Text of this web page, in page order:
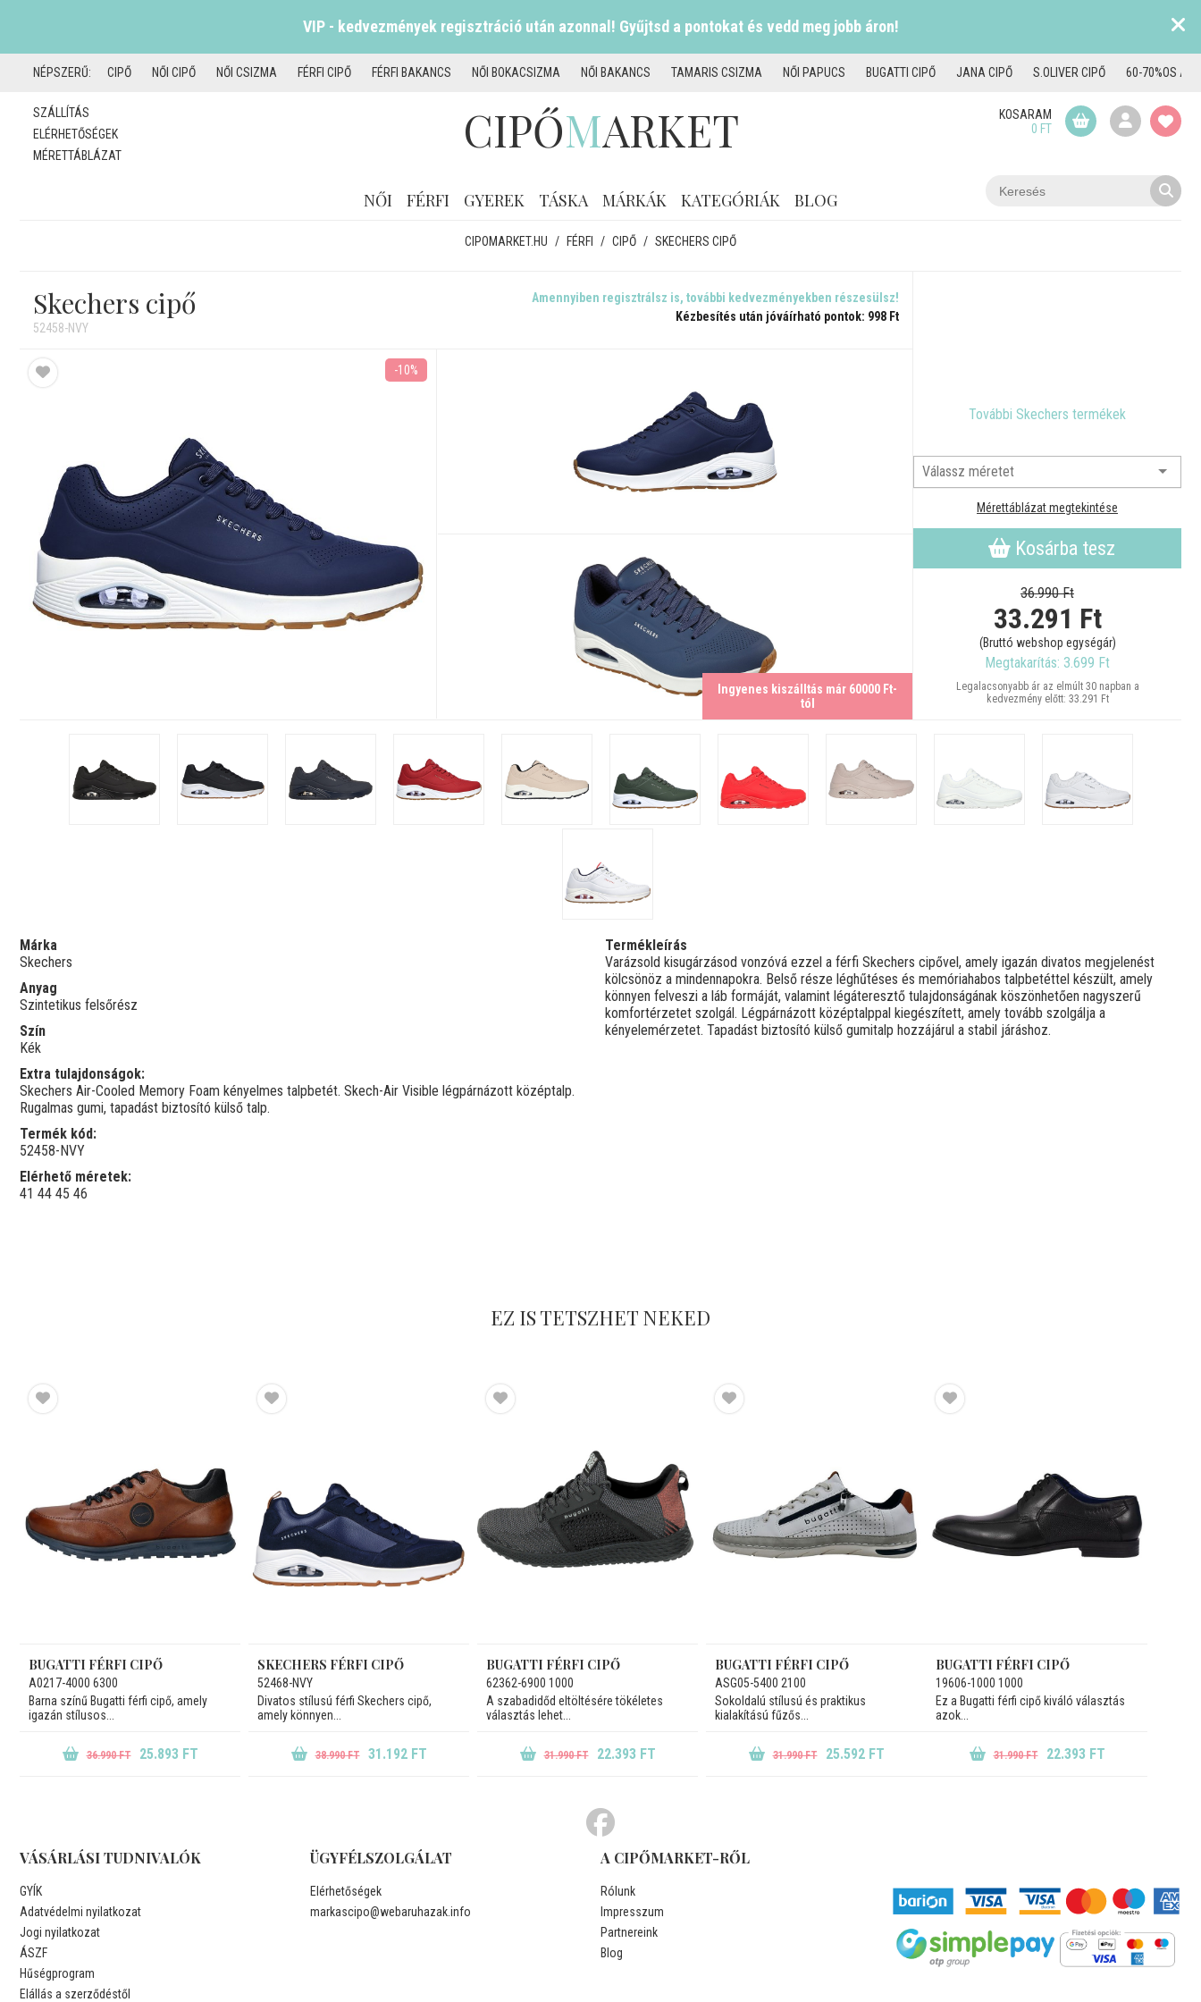
VIP - kedvezmények regisztráció után azonnal! Gyűjtsd a pontokat és vedd meg jobb áron!
NÉPSZERŰ: CIPŐ NŐI CIPŐ NŐI CSIZMA FÉRFI CIPŐ FÉRFI BAKANCS NŐI BOKACSIZMA NŐI BAKANCS TAMARIS CSIZMA NŐI PAPUCS BUGATTI CIPŐ JANA CIPŐ S.OLIVER CIPŐ 60-70%OS
SZÁLLÍTÁS
ELÉRHETŐSÉGEK
MÉRETTÁBLÁZAT
NŐI FÉRFI GYEREK TÁSKA MÁRKÁK KATEGÓRIÁK BLOG
KOSARAM
0 FT
CIPŐMARKET
CIPOMARKET.HU / FÉRFI / CIPŐ / SKECHERS CIPŐ
Skechers cipő
52458-NVY
Amennyiben regisztrálsz is, további kedvezményekben részesülsz!
Kézbesítés után jóváírható pontok: 998 Ft
-10%
Ingyenes kiszálltás már 60000 Ft-
tól
További Skechers termékek
Mérettáblázat megtekintése
Kosárba tesz
36.990 Ft
33.291 Ft
(Bruttó webshop egységár)
Megtakarítás: 3.699 Ft
Legalacsonyabb ár az elmúlt 30 napban a
kedvezmény előtt: 33.291 Ft
Márka
Skechers
Anyag
Szintetikus felsőrész
Szín
Kék
Extra tulajdonságok:
Skechers Air-Cooled Memory Foam kényelmes talpbetét. Skech-Air Visible légpárnázott középtalp.
Rugalmas gumi, tapadást biztosító külső talp.
Termék kód:
52458-NVY
Elérhető méretek:
41 44 45 46
Termékleírás
Varázsold kisugárzásod vonzóvá ezzel a férfi Skechers cipővel, amely igazán divatos megjelenést
kölcsönöz a mindennapokra. Belső része léghűtéses és memóriahabos talpbetéttel készült, amely
könnyen felveszi a láb formáját, valamint légáteresztő tulajdonságának köszönhetően nagyszerű
komfortérzetet szolgál. Légpárnázott középtalppal kiegészített, amely tovább szolgálja a
kényelemérzetet. Tapadást biztosító külső gumitalp hozzájárul a stabil járáshoz.
EZ IS TETSZHET NEKED
BUGATTI FÉRFI CIPŐ
A0217-4000 6300
Barna színű Bugatti férfi cipő, amely
igazán stílusos...
36.990 FT 25.893 FT
SKECHERS FÉRFI CIPŐ
52468-NVY
Divatos stílusú férfi Skechers cipő,
amely könnyen...
38.990 FT 31.192 FT
BUGATTI FÉRFI CIPŐ
62362-6900 1000
A szabadidőd eltöltésére tökéletes
választás lehet...
31.990 FT 22.393 FT
BUGATTI FÉRFI CIPŐ
ASG05-5400 2100
Sokoldalú stílusú és praktikus
kialakítású fűzős...
31.990 FT 25.592 FT
BUGATTI FÉRFI CIPŐ
19606-1000 1000
Ez a Bugatti férfi cipő kiváló választás
azok...
31.990 FT 22.393 FT
VÁSÁRLÁSI TUDNIVALÓK
GYÍK
Adatvédelmi nyilatkozat
Jogi nyilatkozat
ÁSZF
Hűségprogram
Elállás a szerződéstől
ÜGYFÉLSZOLGÁLAT
Elérhetőségek
markascipo@webaruhazak.info
A CIPŐMARKET-RŐL
Rólunk
Impresszum
Partnereink
Blog